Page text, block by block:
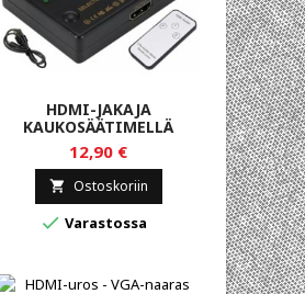
HDMI-JAKAJA
KAUKOSÄÄTIMELLÄ
12,90 €
 Ostoskoriin
 Varastossa